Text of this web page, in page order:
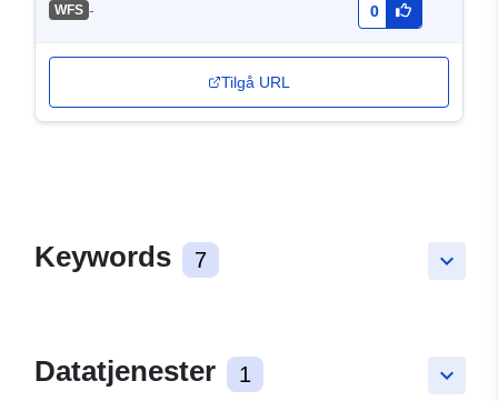
WFS - 0
Tilgå URL
keyboard_arrow_down
Keywords 7
keyboard_arrow_down
Datatjenester 1